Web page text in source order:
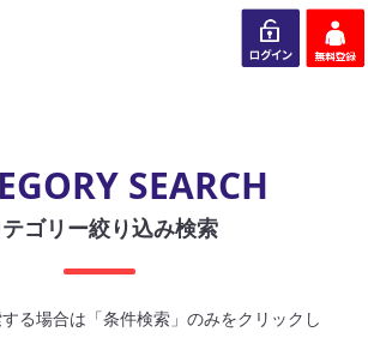
SEARCH
ゴリー絞り込み検索
る場合は「条件検索」のみをクリックし